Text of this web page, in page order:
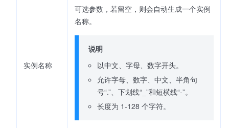
实例名称
可选参数，若留空，则会自动生成一个实例
名称。
说明
以中文、字母、数字开头。
允许字母、数字、中文、半角句
号“.”、下划线“_”和短横线“-”。
长度为 1-128 个字符。